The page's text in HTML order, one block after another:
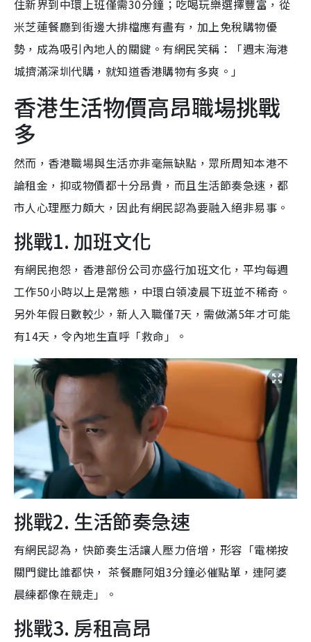
住新界到中環上班僅需30分鐘；吃喝玩樂選擇豐富，從
米芝蓮餐廳到街邊大排檔應有盡有，加上免稅購物優
勢，成為吸引內地人的關鍵。有網民笑稱：「週末海港
城擠滿深圳代購，就知道香港購物有多爽。」
香港生活物價高昂職場挑戰
多
然而，香港職場與生活亦非毫無缺點，眾所周知本港不
論租金，抑或物價都十分昂貴，而且生活節奏急速，都
市人心理壓力頗大，因此有網民認為要融入絕非易事。
挑戰1. 加班文化
有網民抱怨，香港部份公司亦盛行加班文化，平均每週
工作50小時以上是常態，中環白領凌晨下班並不稀奇。
另外年假日數較少，新人入職僅7天，需做滿5年才可能
有14天，令內地生直呼「救命」。
挑戰2. 生活節奏急速
有網民認為，快節奏生活讓人壓力倍增，形容「電梯按
關門鍵比誰都快， 茶餐廳阿姐3分鐘必催點單，連阿婆
晨練都像在競走」。
挑戰3. 房租高昂